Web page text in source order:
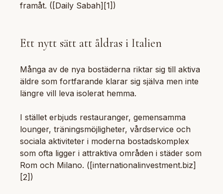
framåt. ([Daily Sabah][1])
Ett nytt sätt att åldras i Italien
Många av de nya bostäderna riktar sig till aktiva
äldre som fortfarande klarar sig själva men inte
längre vill leva isolerat hemma.
I stället erbjuds restauranger, gemensamma
lounger, träningsmöjligheter, vårdservice och
sociala aktiviteter i moderna bostadskomplex
som ofta ligger i attraktiva områden i städer som
Rom och Milano. ([internationalinvestment.biz]
[2])